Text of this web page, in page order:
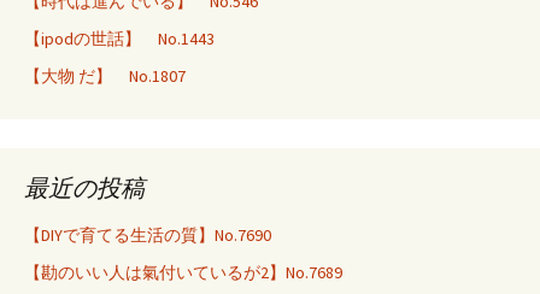
【ipodの世話】 No.1443
【大物 だ】 No.1807
最近の投稿
【DIYで育てる生活の質】No.7690
【勘のいい人は氣付いているが2】No.7689